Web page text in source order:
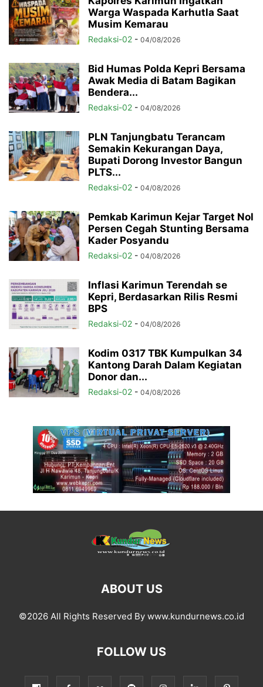
Warga Waspada Karhutla Saat
Musim Kemarau
Redaksi-02 - 04/08/2026
Bid Humas Polda Kepri Bersama
Awak Media di Batam Bagikan
Bendera...
Redaksi-02 - 04/08/2026
PLN Tanjungbatu Terancam
Semakin Kekurangan Daya,
Bupati Dorong Investor Bangun
PLTS...
Redaksi-02 - 04/08/2026
Pemkab Karimun Kejar Target Nol
Persen Cegah Stunting Bersama
Kader Posyandu
Redaksi-02 - 04/08/2026
Inflasi Karimun Terendah se
Kepri, Berdasarkan Rilis Resmi
BPS
Redaksi-02 - 04/08/2026
Kodim 0317 TBK Kumpulkan 34
Kantong Darah Dalam Kegiatan
Donor dan...
Redaksi-02 - 04/08/2026
ABOUT US
©2026 All Rights Reserved By www.kundurnews.co.id
FOLLOW US